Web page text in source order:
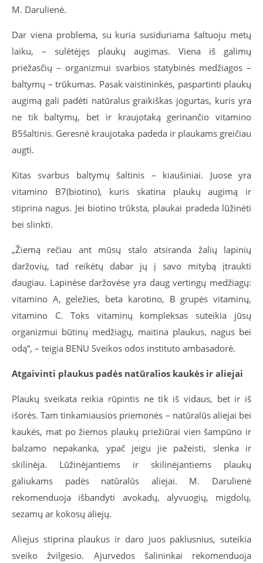
M. Darulienė.
Dar viena problema, su kuria susiduriama šaltuoju metų
laiku, – sulėtėjęs plaukų augimas. Viena iš galimų
priežasčių – organizmui svarbios statybinės medžiagos –
baltymų – trūkumas. Pasak vaistininkės, paspartinti plaukų
augimą gali padėti natūralus graikiškas jogurtas, kuris yra
ne tik baltymų, bet ir kraujotaką gerinančio vitamino
B5šaltinis. Geresnė kraujotaka padeda ir plaukams greičiau
augti.
Kitas svarbus baltymų šaltinis – kiaušiniai. Juose yra
vitamino B7(biotino), kuris skatina plaukų augimą ir
stiprina nagus. Jei biotino trūksta, plaukai pradeda lūžinėti
bei slinkti.
„Žiemą rečiau ant mūsų stalo atsiranda žalių lapinių
daržovių, tad reikėtų dabar jų į savo mitybą įtraukti
daugiau. Lapinėse daržovėse yra daug vertingų medžiagų:
vitamino A, geležies, beta karotino, B grupės vitaminų,
vitamino C. Toks vitaminų kompleksas suteikia jūsų
organizmui būtinų medžiagų, maitina plaukus, nagus bei
odą“, – teigia BENU Sveikos odos instituto ambasadorė.
Atgaivinti plaukus padės natūralios kaukės ir aliejai
Plaukų sveikata reikia rūpintis ne tik iš vidaus, bet ir iš
išorės. Tam tinkamiausios priemonės – natūralūs aliejai bei
kaukės, mat po žiemos plaukų priežiūrai vien šampūno ir
balzamo nepakanka, ypač jeigu jie pažeisti, slenka ir
skilinėja. Lūžinėjantiems ir skilinėjantiems plaukų
galiukams padės natūralūs aliejai. M. Darulienė
rekomenduoja išbandyti avokadų, alyvuogių, migdolų,
sezamų ar kokosų aliejų.
Aliejus stiprina plaukus ir daro juos paklusnius, suteikia
sveiko žvilgesio. Ajurvedos šalininkai rekomenduoja